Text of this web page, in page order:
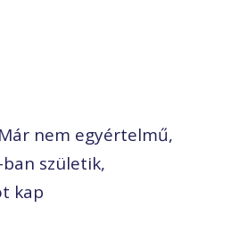
nem egyértelmű,
ban születik,
kap